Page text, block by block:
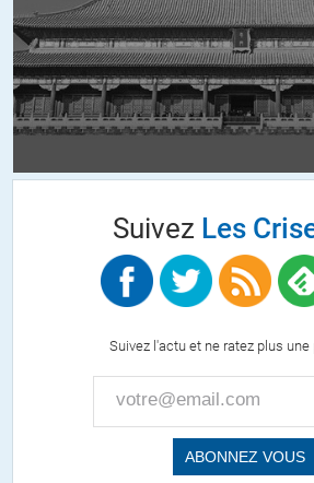
Suivez Les
Suivez l'actu et ne ratez plus